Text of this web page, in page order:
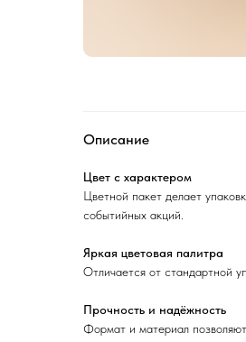
Описание
Цвет с характером
Цветной пакет делает
событийных акций.
Яркая цветовая палитра
Отличается от стандартной
Прочность и надёжность
Формат и материал